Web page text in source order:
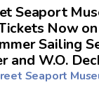
Seaport
Now
Sailing
and W.O.
Seaport